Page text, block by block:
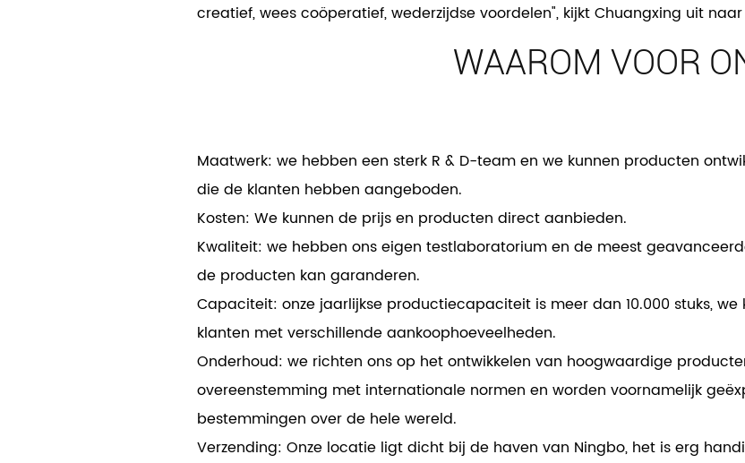
creatief, wees coöperatief, wederzijdse voordelen", kijkt Chuangxing uit
WAAROM VOOR
Maatwerk: we hebben een sterk R & D-team en we kunnen producten
die de klanten hebben aangeboden.
Kosten: We kunnen de prijs en producten direct aanbieden.
Kwaliteit: we hebben ons eigen testlaboratorium en de meest
de producten kan garanderen.
Capaciteit: onze jaarlijkse productiecapaciteit is meer dan 10.000 stuks,
klanten met verschillende aankoophoeveelheden.
Onderhoud: we richten ons op het ontwikkelen van hoogwaardige
overeenstemming met internationale normen en worden voornamelijk
bestemmingen over de hele wereld.
Verzending: Onze locatie ligt dicht bij de haven van Ningbo, het is erg